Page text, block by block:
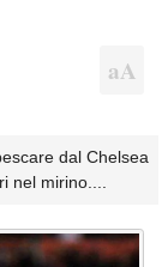
dal Chelsea
nel mirino....